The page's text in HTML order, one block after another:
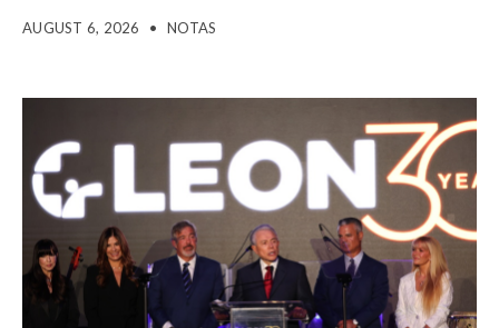
AUGUST 6, 2026 • NOTAS